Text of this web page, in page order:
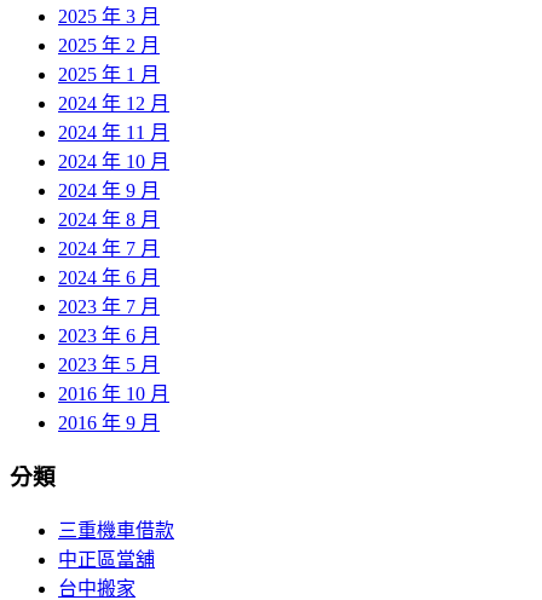
2025 年 3 月
2025 年 2 月
2025 年 1 月
2024 年 12 月
2024 年 11 月
2024 年 10 月
2024 年 9 月
2024 年 8 月
2024 年 7 月
2024 年 6 月
2023 年 7 月
2023 年 6 月
2023 年 5 月
2016 年 10 月
2016 年 9 月
分類
三重機車借款
中正區當舖
台中搬家